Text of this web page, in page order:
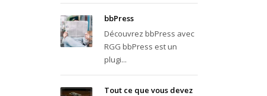
bbPress
Découvrez bbPress avec
RGG bbPress est un
plugi...
Tout ce que vous devez